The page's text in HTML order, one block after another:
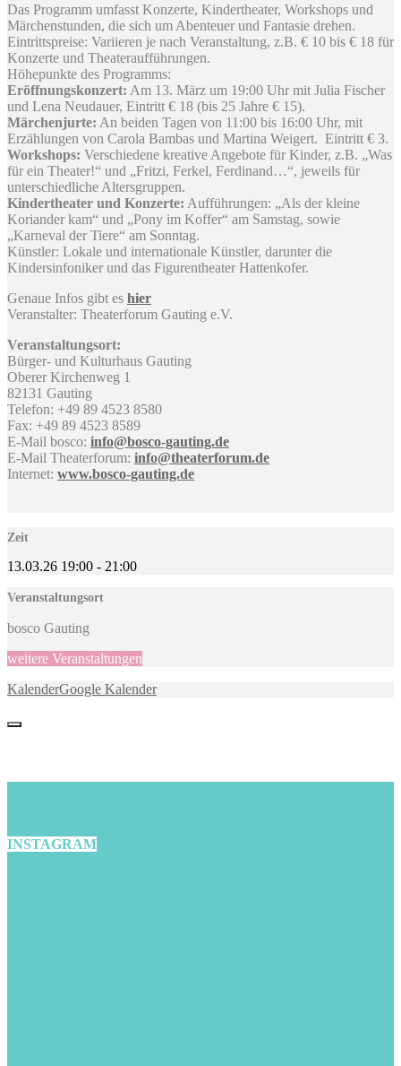
Das Programm umfasst Konzerte, Kindertheater, Workshops und
Märchenstunden, die sich um Abenteuer und Fantasie drehen.
Eintrittspreise: Variieren je nach Veranstaltung, z.B. € 10 bis € 18 für
Konzerte und Theateraufführungen.
Höhepunkte des Programms:
Eröffnungskonzert: Am 13. März um 19:00 Uhr mit Julia Fischer
und Lena Neudauer, Eintritt € 18 (bis 25 Jahre € 15). ​
Märchenjurte: An beiden Tagen von 11:00 bis 16:00 Uhr, mit
Erzählungen von Carola Bambas und Martina Weigert. ​ Eintritt € 3.
Workshops: Verschiedene kreative Angebote für Kinder, z.B. „Was
für ein Theater!“ und „Fritzi, Ferkel, Ferdinand…“, jeweils für
unterschiedliche Altersgruppen.
Kindertheater und Konzerte: Aufführungen: „Als der kleine
Koriander kam“ und „Pony im Koffer“ am Samstag, sowie
„Karneval der Tiere“ am Sonntag.
Künstler: Lokale und internationale Künstler, darunter die
Kindersinfoniker und das Figurentheater Hattenkofer.
Genaue Infos gibt es hier
Veranstalter: Theaterforum Gauting e.V.
Veranstaltungsort:
Bürger- und Kulturhaus Gauting
Oberer Kirchenweg 1
82131 Gauting
Telefon: +49 89 4523 8580
Fax: +49 89 4523 8589
E-Mail bosco: info@bosco-gauting.de
E-Mail Theaterforum: info@theaterforum.de
Internet: www.bosco-gauting.de
Zeit
13.03.26 19:00 - 21:00
Veranstaltungsort
bosco Gauting
weitere Veranstaltungen
KalenderGoogle Kalender
INSTAGRAM